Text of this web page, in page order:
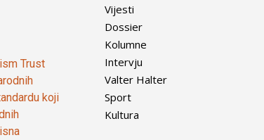
Trust
koji
Vijesti
Dossier
Kolumne
Intervju
Valter Halter
Sport
Kultura